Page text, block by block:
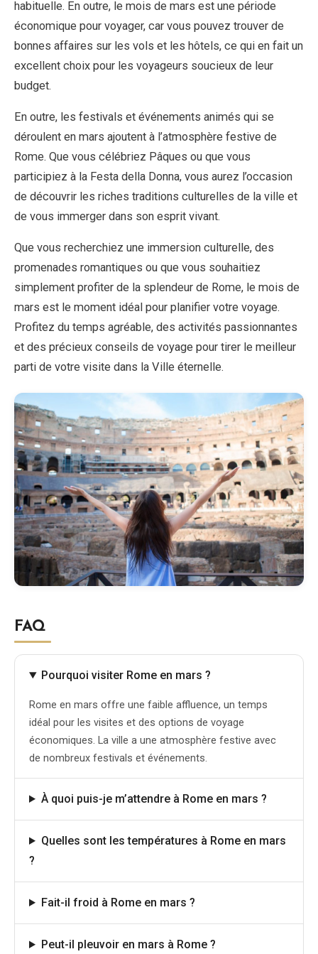
habituelle. En outre, le mois de mars est une période
économique pour voyager, car vous pouvez trouver de
bonnes affaires sur les vols et les hôtels, ce qui en fait un
excellent choix pour les voyageurs soucieux de leur
budget.
En outre, les festivals et événements animés qui se
déroulent en mars ajoutent à l’atmosphère festive de
Rome. Que vous célébriez Pâques ou que vous
participiez à la Festa della Donna, vous aurez l’occasion
de découvrir les riches traditions culturelles de la ville et
de vous immerger dans son esprit vivant.
Que vous recherchiez une immersion culturelle, des
promenades romantiques ou que vous souhaitiez
simplement profiter de la splendeur de Rome, le mois de
mars est le moment idéal pour planifier votre voyage.
Profitez du temps agréable, des activités passionnantes
et des précieux conseils de voyage pour tirer le meilleur
parti de votre visite dans la Ville éternelle.
FAQ
Pourquoi visiter Rome en mars ?
Rome en mars offre une faible affluence, un temps
idéal pour les visites et des options de voyage
économiques. La ville a une atmosphère festive avec
de nombreux festivals et événements.
À quoi puis-je m’attendre à Rome en mars ?
Quelles sont les températures à Rome en mars
?
Fait-il froid à Rome en mars ?
Peut-il pleuvoir en mars à Rome ?